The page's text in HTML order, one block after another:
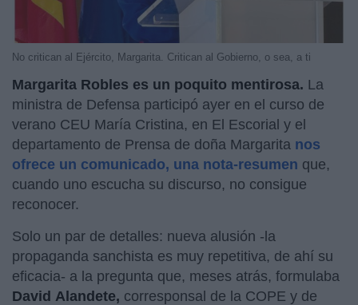
No critican al Ejército, Margarita. Critican al Gobierno, o sea, a ti
Margarita Robles es un poquito mentirosa. La
ministra de Defensa participó ayer en el curso de
verano CEU María Cristina, en El Escorial y el
departamento de Prensa de doña Margarita nos
ofrece un comunicado, una nota-resumen que,
cuando uno escucha su discurso, no consigue
reconocer.
Solo un par de detalles: nueva alusión -la
propaganda sanchista es muy repetitiva, de ahí su
eficacia- a la pregunta que, meses atrás, formulaba
David Alandete, corresponsal de la COPE y de